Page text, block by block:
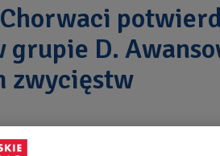
Chorwaci
grupie D.
zwycięstw
w Rostowie nad Donem z
awansowała do 1/8 finału